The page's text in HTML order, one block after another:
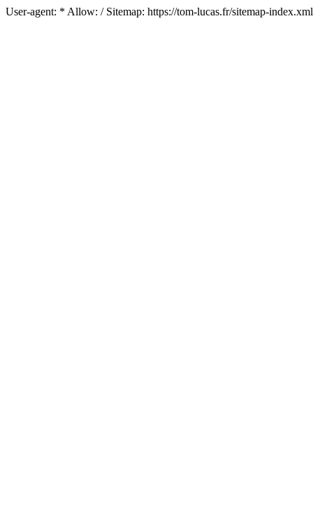
User-agent: * Allow: / Sitemap: https://tom-lucas.fr/sitemap-